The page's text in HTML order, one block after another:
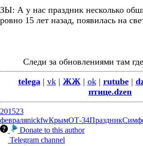
ЗЫ: А у нас праздник несколько
ровно 15 лет назад, появилась на
Следи за обновлениями там
telega| vk| ЖЖ| ok| rutube|
птице.dzen
201523
февраляnickfwКрымОТ-34Праздник
Donate to this author
Telegram channel